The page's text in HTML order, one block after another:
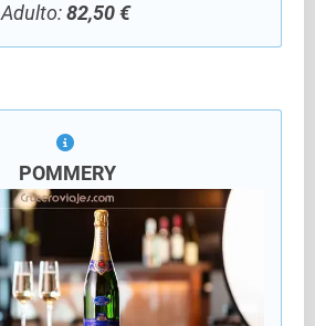
Adulto:82,50 €
POMMERY